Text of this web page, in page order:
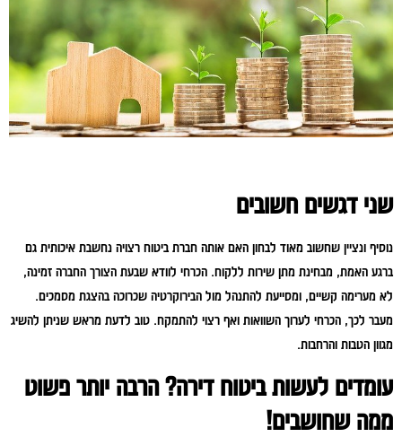
שני דגשים חשובים
נוסיף ונציין שחשוב מאוד לבחון האם אותה חברת ביטוח רצויה נחשבת איכותית גם
ברגע האמת, מבחינת מתן שירות ללקוח. הכרחי לוודא שבעת הצורך החברה זמינה,
לא מערימה קשיים, ומסייעת להתנהל מול הבירוקרטיה שכרוכה בהצגת מסמכים.
מעבר לכך, הכרחי לערוך השוואות ואף רצוי להתמקח. טוב לדעת מראש שניתן להשיג
מגוון הטבות והרחבות.
עומדים לעשות ביטוח דירה? הרבה יותר פשוט
ממה שחושבים!